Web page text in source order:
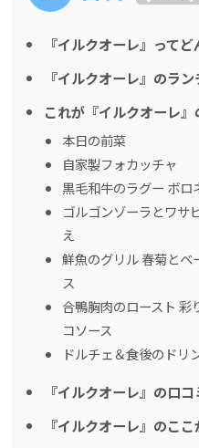
『イルクオーレ』って
『イルクオーレ』のラ
これが『イルクオーレ』
本日の前菜
自家製フォカッチャ
黒毛和牛のラグー ボロ
ゴルゴンゾーラとワサ
え
鮮魚のグリル 春菊とベ
ス
合鴨胸肉のロースト 彩
コソース
ドルチェ＆食後のドリ
『イルクオーレ』の口コ
『イルクオーレ』のここ